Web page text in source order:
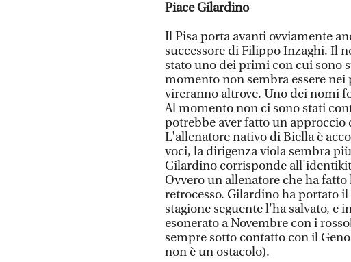
Piace Gilardino
Il Pisa porta avanti ovviamente
successore di Filippo Inzaghi. Il
stato uno dei primi con cui sono
momento non sembra essere
vireranno altrove. Uno dei nomi
Al momento non ci sono stati
potrebbe aver fatto un approccio
L'allenatore nativo di Biella è
voci, la dirigenza viola sembra
Gilardino corrisponde
Ovvero un allenatore che ha
retrocesso. Gilardino ha portato
stagione seguente l'ha salvato, e
esonerato a Novembre con i
sempre sotto contatto con il
non è un ostacolo).